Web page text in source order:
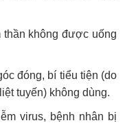
không được uống
đóng, bí tiểu tiện (do
tuyến) không dùng.
virus, bệnh nhân bị